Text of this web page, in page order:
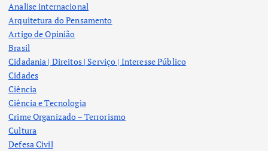
Analise internacional
Arquitetura do Pensamento
Artigo de Opinião
Brasil
Cidadania | Direitos | Serviço | Interesse Público
Cidades
Ciência
Ciência e Tecnologia
Crime Organizado – Terrorismo
Cultura
Defesa Civil